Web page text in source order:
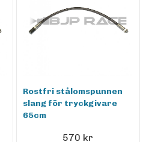
Rostfri stålomspunnen
slang för tryckgivare
65cm
570 kr